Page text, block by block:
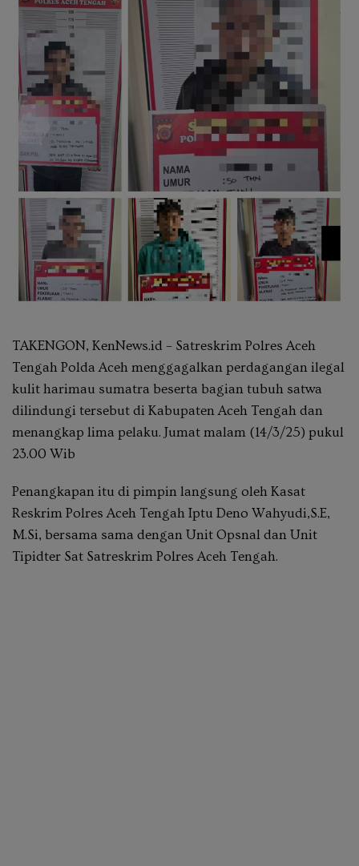
TAKENGON, KenNews.id – Satreskrim Polres Aceh
Tengah Polda Aceh menggagalkan perdagangan ilegal
kulit harimau sumatra beserta bagian tubuh satwa
dilindungi tersebut di Kabupaten Aceh Tengah dan
menangkap lima pelaku. Jumat malam (14/3/25) pukul
23.00 Wib
Penangkapan itu di pimpin langsung oleh Kasat
Reskrim Polres Aceh Tengah Iptu Deno Wahyudi,S.E,
M.Si, bersama sama dengan Unit Opsnal dan Unit
Tipidter Sat Satreskrim Polres Aceh Tengah.